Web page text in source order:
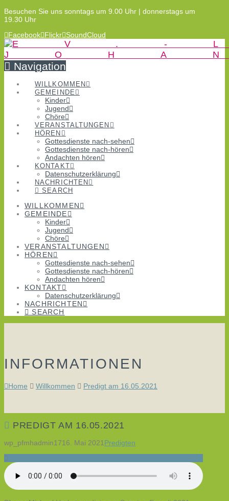
Besuchen Sie uns sonntags um 9.00 Uhr | donnerstags um
19.30 Uhr
Facebook Flickr SoundCloud
Navigation
WILLKOMMEN
GEMEINDE
Kinder
Jugend
Chöre
VERANSTALTUNGEN
HÖREN
Gottesdienste nach-sehen
Gottesdienste nach-hören
Andachten hören
KONTAKT
Datenschutzerklärung
NACHRICHTEN
SEARCH
WILLKOMMEN
GEMEINDE
Kinder
Jugend
Chöre
VERANSTALTUNGEN
HÖREN
Gottesdienste nach-sehen
Gottesdienste nach-hören
Andachten hören
KONTAKT
Datenschutzerklärung
NACHRICHTEN
SEARCH
INFORMATIONEN
Home Willkommen Predigt am 16.05.2021
PREDIGT AM 16.05.2021
wp_pfmhadmin1716. Mai 2021 Predigten